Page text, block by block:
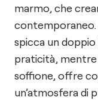
marmo, che
spicca un
praticità, mentre
soffione, offre
un’atmosfera di